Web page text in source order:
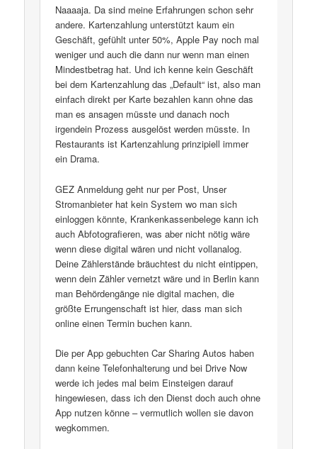
Naaaaja. Da sind meine Erfahrungen schon sehr
andere. Kartenzahlung unterstützt kaum ein
Geschäft, gefühlt unter 50%, Apple Pay noch mal
weniger und auch die dann nur wenn man einen
Mindestbetrag hat. Und ich kenne kein Geschäft
bei dem Kartenzahlung das „Default“ ist, also man
einfach direkt per Karte bezahlen kann ohne das
man es ansagen müsste und danach noch
irgendein Prozess ausgelöst werden müsste. In
Restaurants ist Kartenzahlung prinzipiell immer
ein Drama.
GEZ Anmeldung geht nur per Post, Unser
Stromanbieter hat kein System wo man sich
einloggen könnte, Krankenkassenbelege kann ich
auch Abfotografieren, was aber nicht nötig wäre
wenn diese digital wären und nicht vollanalog.
Deine Zählerstände bräuchtest du nicht eintippen,
wenn dein Zähler vernetzt wäre und in Berlin kann
man Behördengänge nie digital machen, die
größte Errungenschaft ist hier, dass man sich
online einen Termin buchen kann.
Die per App gebuchten Car Sharing Autos haben
dann keine Telefonhalterung und bei Drive Now
werde ich jedes mal beim Einsteigen darauf
hingewiesen, dass ich den Dienst doch auch ohne
App nutzen könne – vermutlich wollen sie davon
wegkommen.